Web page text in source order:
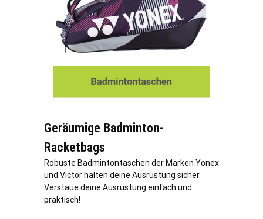
Geräumige Badminton-
Racketbags
Robuste Badmintontaschen der Marken Yonex
und Victor halten deine Ausrüstung sicher.
Verstaue deine Ausrüstung einfach und
praktisch!